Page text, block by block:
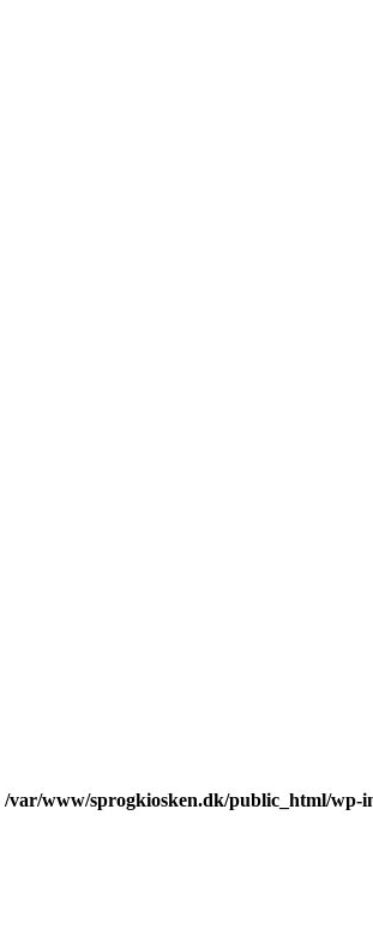
/var/www/sprogkiosken.dk/public_html/wp-